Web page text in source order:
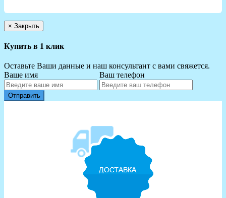
× Закрыть
Купить в 1 клик
Оставьте Ваши данные и наш консультант с вами свяжется.
Ваше имя
Ваш телефон
Отправить